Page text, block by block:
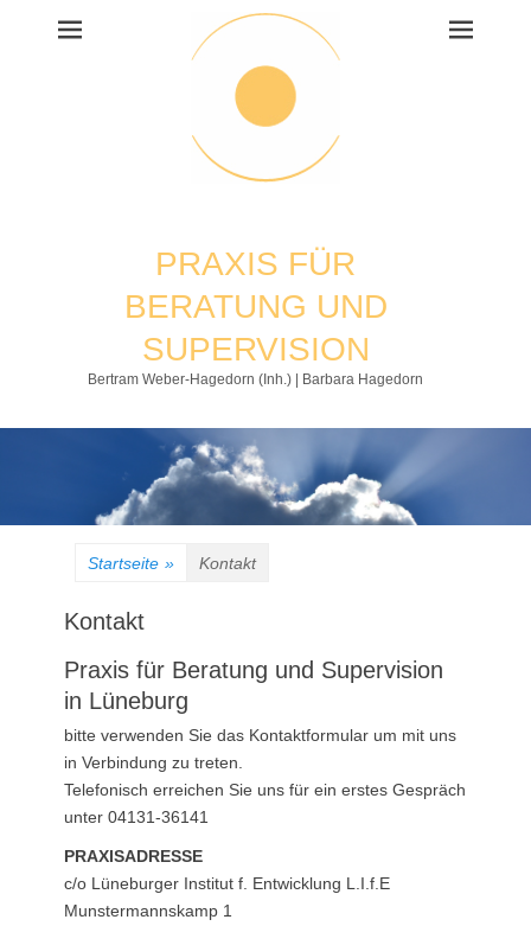
PRAXIS FÜR
BERATUNG UND
SUPERVISION
Bertram Weber-Hagedorn (Inh.) | Barbara Hagedorn
Startseite » Kontakt
Kontakt
Praxis für Beratung und Supervision
in Lüneburg
bitte verwenden Sie das Kontaktformular um mit uns
in Verbindung zu treten.
Telefonisch erreichen Sie uns für ein erstes Gespräch
unter 04131-36141
PRAXISADRESSE
c/o Lüneburger Institut f. Entwicklung L.I.f.E
Munstermannskamp 1